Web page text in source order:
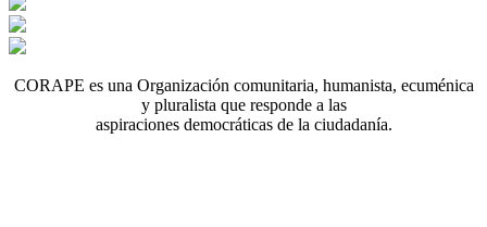
CORAPE es una Organización comunitaria, humanista, ecuménica
y pluralista que responde a las
aspiraciones democráticas de la ciudadanía.